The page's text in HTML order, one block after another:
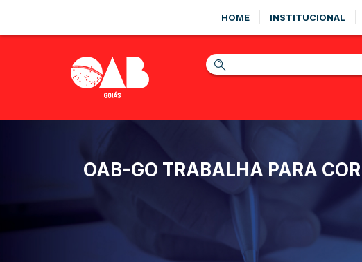
HOME INSTITUCIONAL
OAB-GO TRABALHA PARA